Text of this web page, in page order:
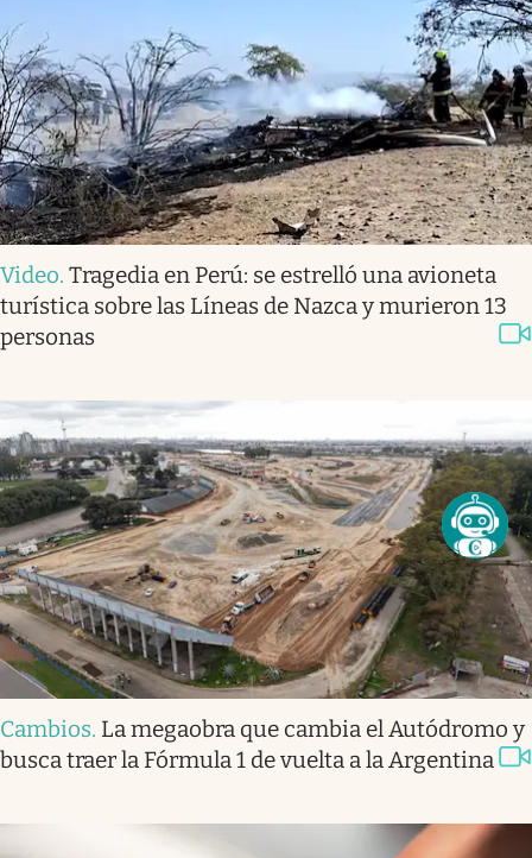
Video. Tragedia en Perú: se estrelló una avioneta
turística sobre las Líneas de Nazca y murieron 13
personas
Cambios. La megaobra que cambia el Autódromo y
busca traer la Fórmula 1 de vuelta a la Argentina